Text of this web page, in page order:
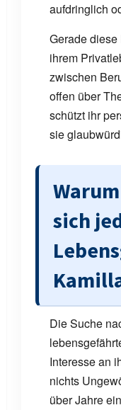
aufdringlich
Gerade
ihrem
zwischen
offen über
schützt ihr
sie
sich
Die Suche
Interesse an
nichts
über Jahre